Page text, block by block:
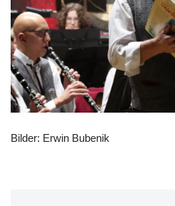
Bilder: Erwin Bubenik